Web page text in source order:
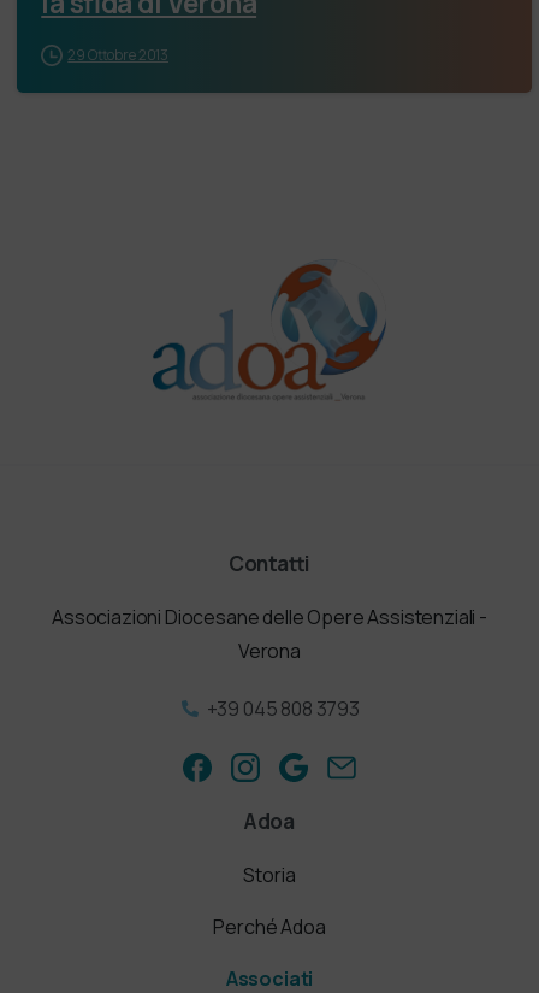
29 Ottobre 2013
Contatti
Associazioni Diocesane delle Opere Assistenziali -
Verona
+39 045 808 3793
Adoa
Storia
Perché Adoa
Associati